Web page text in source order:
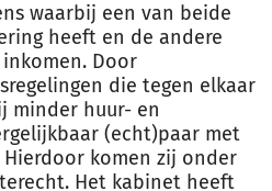
waarbij een van beide
heeft en de andere
Door
die tegen elkaar
minder huur- en
(echt)paar met
komen zij onder
Het kabinet heeft